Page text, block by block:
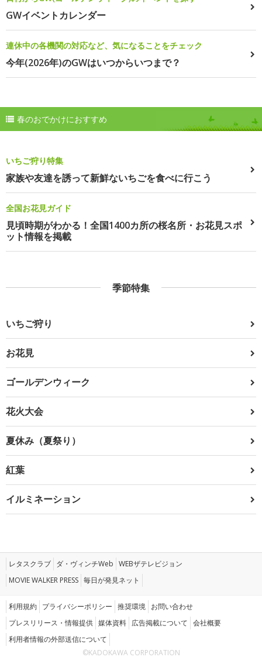
GWイベントカレンダー
連休中の各機関の対応など、気になることをチェック
今年(2026年)のGWはいつからいつまで？
春のおでかけにおすすめ
いちご狩り特集
家族や友達を誘って新鮮ないちごを食べに行こう
全国お花見ガイド
見頃時期がわかる！全国1400カ所の桜名所・お花見スポ
ット情報を掲載
季節特集
いちご狩り
お花見
ゴールデンウィーク
花火大会
夏休み（夏祭り）
紅葉
イルミネーション
レタスクラブ ダ・ヴィンチWeb WEBザテレビジョン
MOVIE WALKER PRESS 毎日が発見ネット
利用規約 プライバシーポリシー 推奨環境 お問い合わせ
プレスリリース・情報提供 媒体資料 広告掲載について 会社概要
利用者情報の外部送信について
©KADOKAWA CORPORATION